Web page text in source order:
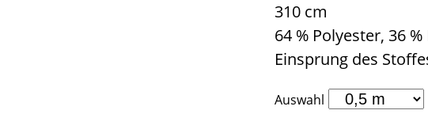
310 cm
64 % Polyester, 36
Einsprung des
Auswahl